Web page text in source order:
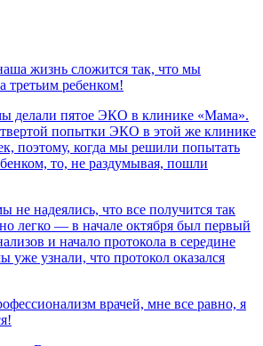
жизнь сложится так, что мы
третьим ребенком!
делали пятое ЭКО в клинике «Мама».
попытки ЭКО в этой же клинике
поэтому, когда мы решили попытать
то, не раздумывая, пошли
не надеялись, что все получится так
легко — в начале октября был первый
и начало протокола в середине
уже узнали, что протокол оказался
врачей, мне все равно, я